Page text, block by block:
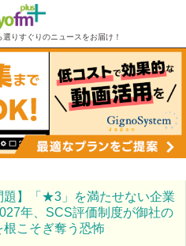
りすぐりのニュースをお届け！
題】「★3」を満たせない企業
年、SCS評価制度が御社の
根こそぎ奪う恐怖